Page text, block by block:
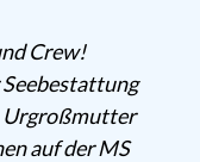
Zusammen
der MS
Mutter in der
war